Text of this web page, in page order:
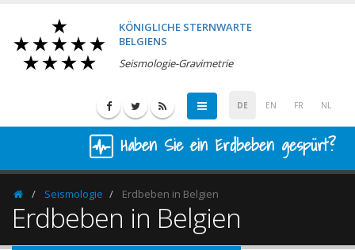
KÖNIGLICHE STERNWARTE
BELGIENS
Seismologie-Gravimetrie
DE EN FR NL
Haben Sie ein Erdbeben gespürt?
HomepageSeismologie Erdbeben in Belgien
Erdbeben in Belgien